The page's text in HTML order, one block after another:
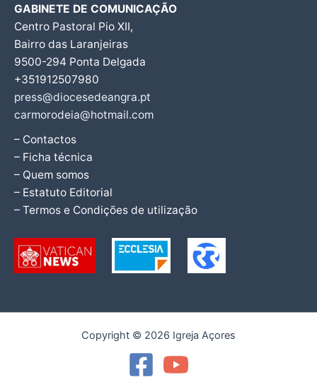
GABINETE DE COMUNICAÇÃO
Centro Pastoral Pio XII,
Bairro das Laranjeiras
9500-294 Ponta Delgada
+351912507980
press@diocesedeangra.pt
carmorodeia@hotmail.com
– Contactos
– Ficha técnica
– Quem somos
– Estatuto Editorial
– Termos e Condições de utilização
Copyright © 2026 Igreja Açores